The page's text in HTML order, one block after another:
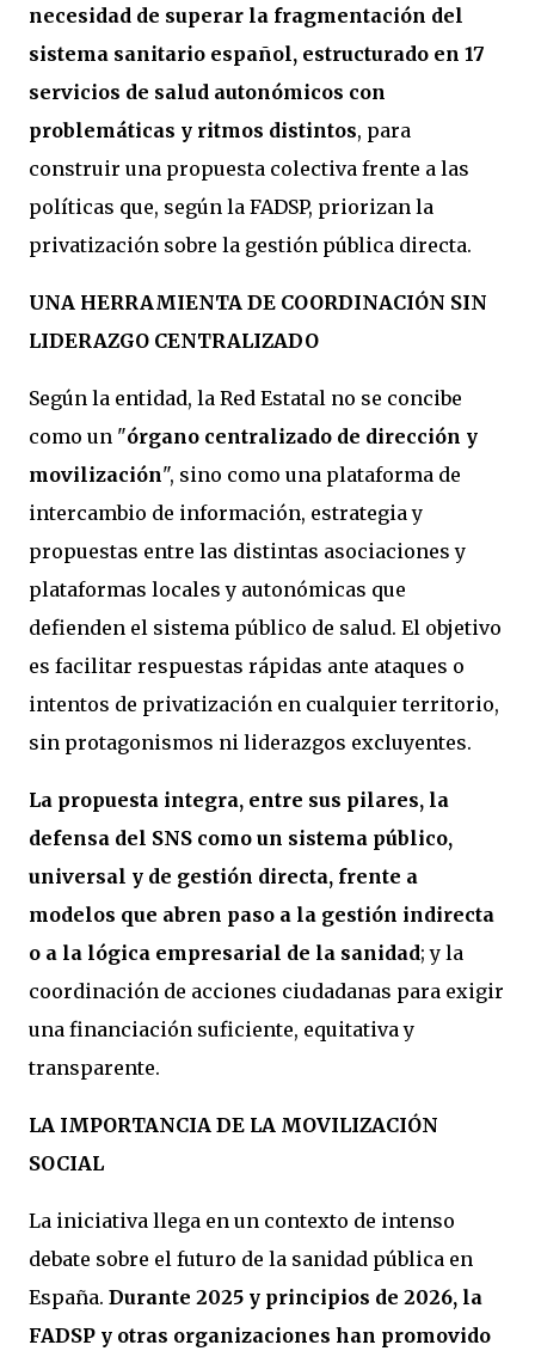
necesidad de superar la fragmentación del
sistema sanitario español, estructurado en 17
servicios de salud autonómicos con
problemáticas y ritmos distintos, para
construir una propuesta colectiva frente a las
políticas que, según la FADSP, priorizan la
privatización sobre la gestión pública directa.
UNA HERRAMIENTA DE COORDINACIÓN SIN
LIDERAZGO CENTRALIZADO
Según la entidad, la Red Estatal no se concibe
como un "órgano centralizado de dirección y
movilización", sino como una plataforma de
intercambio de información, estrategia y
propuestas entre las distintas asociaciones y
plataformas locales y autonómicas que
defienden el sistema público de salud. El objetivo
es facilitar respuestas rápidas ante ataques o
intentos de privatización en cualquier territorio,
sin protagonismos ni liderazgos excluyentes.
La propuesta integra, entre sus pilares, la
defensa del SNS como un sistema público,
universal y de gestión directa, frente a
modelos que abren paso a la gestión indirecta
o a la lógica empresarial de la sanidad; y la
coordinación de acciones ciudadanas para exigir
una financiación suficiente, equitativa y
transparente.
LA IMPORTANCIA DE LA MOVILIZACIÓN
SOCIAL
La iniciativa llega en un contexto de intenso
debate sobre el futuro de la sanidad pública en
España. Durante 2025 y principios de 2026, la
FADSP y otras organizaciones han promovido